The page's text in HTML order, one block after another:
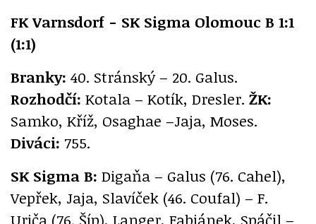
FK Varnsdorf - SK Sigma Olomouc B 1:1
(1:1)
Branky: 40. Stránský – 20. Galus.
Rozhodčí: Kotala – Kotík, Dresler. ŽK:
Samko, Kříž, Osaghae –Jaja, Moses.
Diváci: 755.
SK Sigma B: Digaňa – Galus (76. Cahel),
Vepřek, Jaja, Slavíček (46. Coufal) – F.
Uriča (76. Šíp), Langer, Fabiánek, Spáčil –